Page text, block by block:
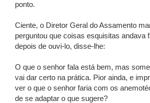
ponto.
Ciente, o Diretor Geral do Assamento
perguntou que coisas esquisitas andava
depois de ouvi-lo, disse-lhe:
O que o senhor fala está bem, mas
vai dar certo na prática. Pior ainda, e
ver o que o senhor faria com os
de se adaptar o que sugere?